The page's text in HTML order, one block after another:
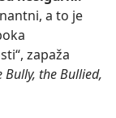
a to je
zapaža
Bully, the Bullied,